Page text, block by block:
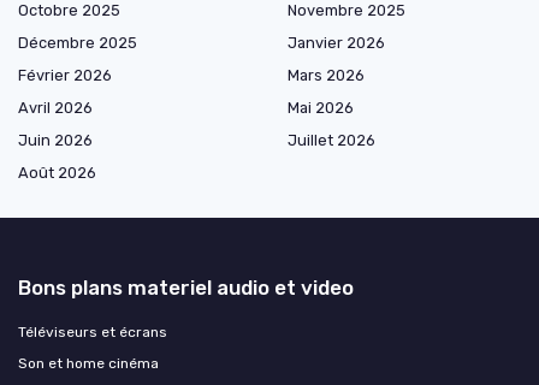
Octobre 2025
Novembre 2025
Décembre 2025
Janvier 2026
Février 2026
Mars 2026
Avril 2026
Mai 2026
Juin 2026
Juillet 2026
Août 2026
Bons plans materiel audio et video
Téléviseurs et écrans
Son et home cinéma